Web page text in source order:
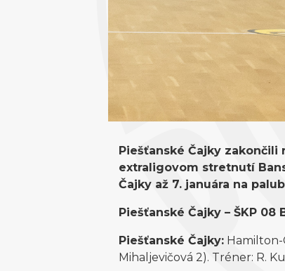
Piešťanské Čajky
extraligovom stretnutí
Čajky až 7. januára na
Piešťanské Čajky – ŠKP 08
Piešťanské Čajky: Hamilton-
Mihaljevičová 2). Tréner: R.